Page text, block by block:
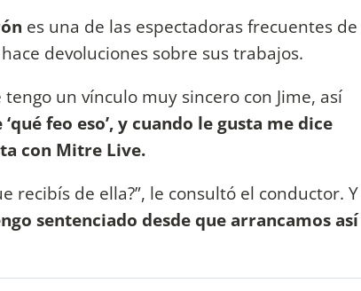
es una de las espectadoras frecuentes de
devoluciones sobre sus trabajos.
un vínculo muy sincero con Jime, así
feo eso’, y cuando le gusta me dice
con Mitre Live.
recibís de ella?”, le consultó el conductor. Y
sentenciado desde que arrancamos así